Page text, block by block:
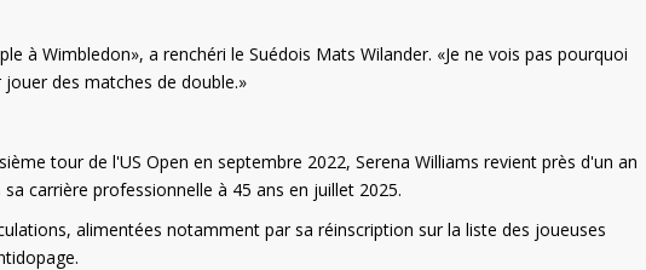
à Wimbledon», a renchéri le Suédois Mats Wilander. «Je ne vois pas pourquoi
des matches de double.»
tour de l'US Open en septembre 2022, Serena Williams revient près d'un an
carrière professionnelle à 45 ans en juillet 2025.
alimentées notamment par sa réinscription sur la liste des joueuses